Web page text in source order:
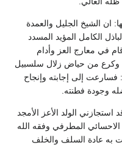
ان الشيخ الجليل والعمدة
الكامل المؤيد المسدد
في معارج العز وأدام
وكرع من حياض زلال سلسبيل
فسارعت إلى إجابته وإنجاح
وجودة فطنته.
استجازني الولد الأعز الأمجد
المطرفي وفقه الله
به عادة السلف والخلف